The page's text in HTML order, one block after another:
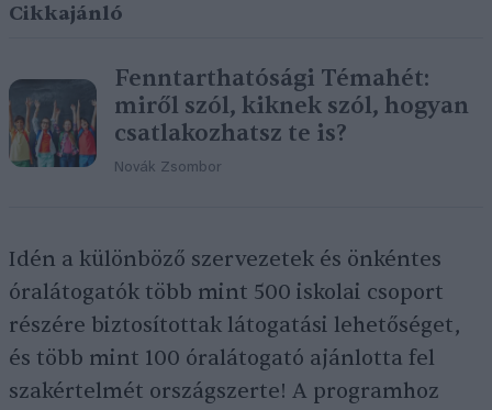
Cikkajánló
Fenntarthatósági Témahét:
miről szól, kiknek szól, hogyan
csatlakozhatsz te is?
Novák Zsombor
Idén a különböző szervezetek és önkéntes
óralátogatók több mint 500 iskolai csoport
részére biztosítottak látogatási lehetőséget,
és több mint 100 óralátogató ajánlotta fel
szakértelmét országszerte! A programhoz